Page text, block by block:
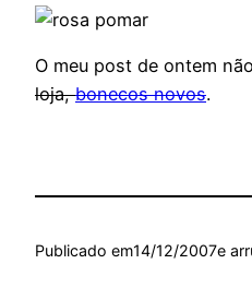
O meu post de ontem
loja,bonecos novos.
Publicado em14/12/2007e